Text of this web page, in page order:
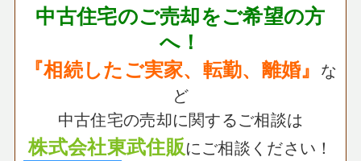
中古住宅のご売却をご希望の方
へ！
『相続したご実家、転勤、離婚』 な
ど
中古住宅の売却に関するご相談は
株式会社東武住販にご相談ください！